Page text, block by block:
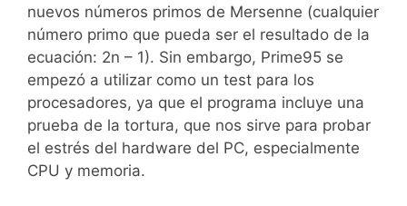
nuevos números primos de Mersenne (cualquier
número primo que pueda ser el resultado de la
ecuación: 2n – 1). Sin embargo, Prime95 se
empezó a utilizar como un test para los
procesadores, ya que el programa incluye una
prueba de la tortura, que nos sirve para probar
el estrés del hardware del PC, especialmente
CPU y memoria.